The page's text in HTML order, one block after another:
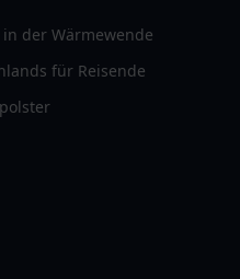
der Wärmewende
für Reisende